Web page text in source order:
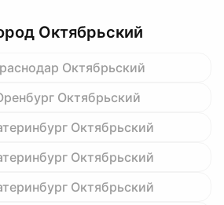
Октябрьский
Октябрьский
Октябрьский
Октябрьский
Октябрьский
Октябрьский